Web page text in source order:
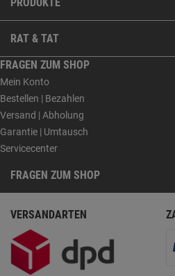
RAT & TAT
FRAGEN ZUM SHOP
Mein Konto
Bestellen | Bezahlen
Versand | Abholung
Garantie | Umtausch
Servicecenter
FRAGEN ZUM SHOP
VERSANDARTEN